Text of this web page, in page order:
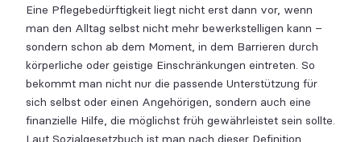
Eine Pflegebedürftigkeit liegt nicht erst dann vor, wenn
man den Alltag selbst nicht mehr bewerkstelligen kann –
sondern schon ab dem Moment, in dem Barrieren durch
körperliche oder geistige Einschränkungen eintreten. So
bekommt man nicht nur die passende Unterstützung für
sich selbst oder einen Angehörigen, sondern auch eine
finanzielle Hilfe, die möglichst früh gewährleistet sein sollte.